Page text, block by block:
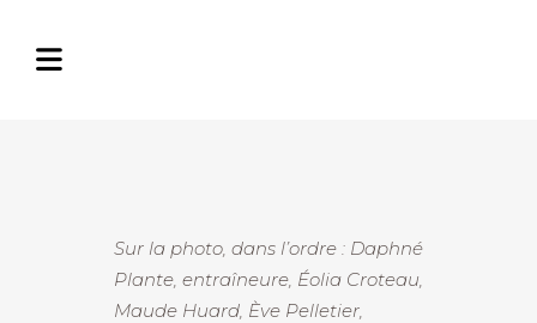
Sur la photo, dans l’ordre : Daphné
Plante, entraîneure, Éolia Croteau,
Maude Huard, Ève Pelletier,